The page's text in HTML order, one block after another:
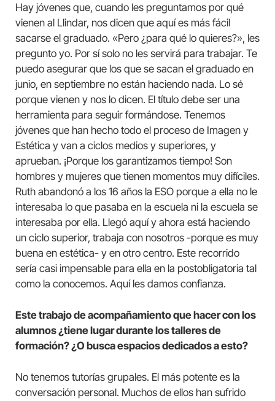
Hay jóvenes que, cuando les preguntamos por qué
vienen al Llindar, nos dicen que aquí es más fácil
sacarse el graduado. «Pero ¿para qué lo quieres?», les
pregunto yo. Por sí solo no les servirá para trabajar. Te
puedo asegurar que los que se sacan el graduado en
junio, en septiembre no están haciendo nada. Lo sé
porque vienen y nos lo dicen. El título debe ser una
herramienta para seguir formándose. Tenemos
jóvenes que han hecho todo el proceso de Imagen y
Estética y van a ciclos medios y superiores, y
aprueban. ¡Porque los garantizamos tiempo! Son
hombres y mujeres que tienen momentos muy difíciles.
Ruth abandonó a los 16 años la ESO porque a ella no le
interesaba lo que pasaba en la escuela ni la escuela se
interesaba por ella. Llegó aquí y ahora está haciendo
un ciclo superior, trabaja con nosotros -porque es muy
buena en estética- y en otro centro. Este recorrido
sería casi impensable para ella en la postobligatoria tal
como la conocemos. Aquí les damos confianza.
Este trabajo de acompañamiento que hacer con los
alumnos ¿tiene lugar durante los talleres de
formación? ¿O busca espacios dedicados a esto?
No tenemos tutorías grupales. El más potente es la
conversación personal. Muchos de ellos han sufrido